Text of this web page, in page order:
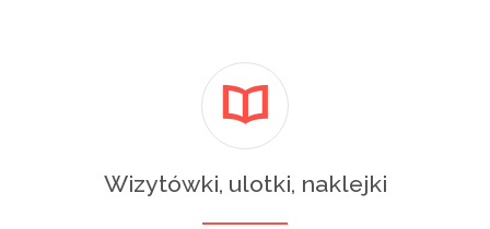
Wizytówki, ulotki, naklejki